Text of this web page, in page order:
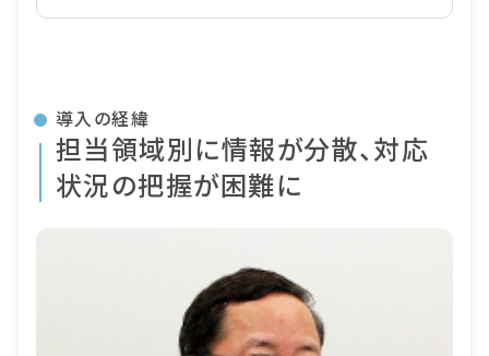
導入の経緯
担当領域別に情報が分散、対応
状況の把握が困難に